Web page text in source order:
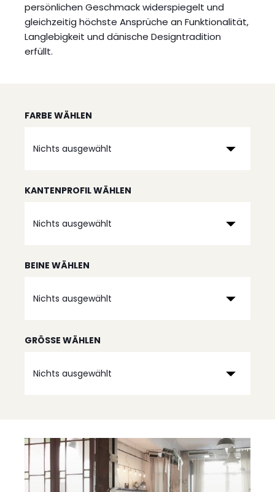
persönlichen Geschmack widerspiegelt und
gleichzeitig höchste Ansprüche an Funktionalität,
Langlebigkeit und dänische Designtradition
erfüllt.
FARBE WÄHLEN
Nichts ausgewählt
KANTENPROFIL WÄHLEN
Nichts ausgewählt
BEINE WÄHLEN
Nichts ausgewählt
GRÖSSE WÄHLEN
Nichts ausgewählt